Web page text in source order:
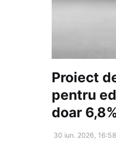
Proiect
pentru
doar
30 iun. 2026, 16:58